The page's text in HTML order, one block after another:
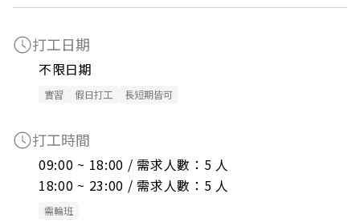
打工日期
不限日期
實習 假日打工 長短期皆可
打工時間
09:00 ~ 18:00 / 需求人數：5 人
18:00 ~ 23:00 / 需求人數：5 人
需輪班